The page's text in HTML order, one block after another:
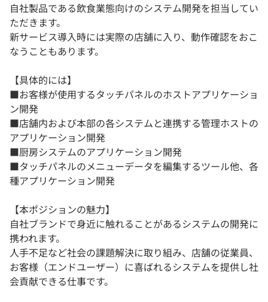
自社製品である飲食業態向けのシステム開発を担当してい
ただきます。
新サービス導入時には実際の店舗に入り、動作確認をおこ
なうこともあります。
【具体的には】
■お客様が使用するタッチパネルのホストアプリケーショ
ン開発
■店舗内および本部の各システムと連携する管理ホストの
アプリケーション開発
■厨房システムのアプリケーション開発
■タッチパネルのメニューデータを編集するツール他、各
種アプリケーション開発
【本ポジションの魅力】
自社ブランドで身近に触れることがあるシステムの開発に
携われます。
人手不足など社会の課題解決に取り組み、店舗の従業員、
お客様（エンドユーザー）に喜ばれるシステムを提供し社
会貢献できる仕事です。